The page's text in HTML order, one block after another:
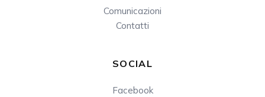
Comunicazioni
Contatti
SOCIAL
Facebook